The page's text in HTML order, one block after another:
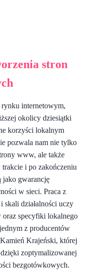
stron
rynku internetowym,
okolicy dziesiątki
korzyści lokalnym
pozwala nam nie tylko
www, ale także
trakcie i po zakończeniu
jako gwarancję
w sieci. Praca z
działalności uczy
oraz specyfiki lokalnego
z producentów
Krajeński, której
zoptymalizowanej
bezgotówkowych.